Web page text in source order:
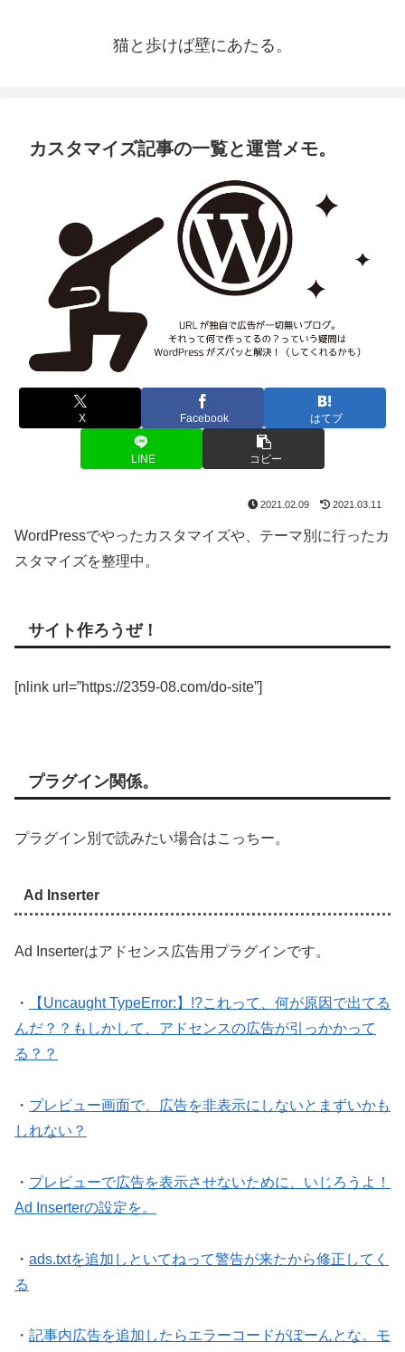
猫と歩けば壁にあたる。
カスタマイズ記事の一覧と運営メモ。
X Facebook はてブ
LINE コピー
2021.02.09 2021.03.11
WordPressでやったカスタマイズや、テーマ別に行ったカ
スタマイズを整理中。
サイト作ろうぜ！
[nlink url=”https://2359-08.com/do-site”]
プラグイン関係。
プラグイン別で読みたい場合はこっちー。
Ad Inserter
Ad Inserterはアドセンス広告用プラグインです。
・
【Uncaught TypeError:】!?これって、何が原因で出てる
んだ？？もしかして、アドセンスの広告が引っかかって
る？？
・ プレビュー画面で、広告を非表示にしないとまずいかも
しれない？
・ プレビューで広告を表示させないために、いじろうよ！
Ad Inserterの設定を。
・ ads.txtを追加しといてねって警告が来たから修正してく
る
・ 記事内広告を追加したらエラーコードがぽーんとな。モ